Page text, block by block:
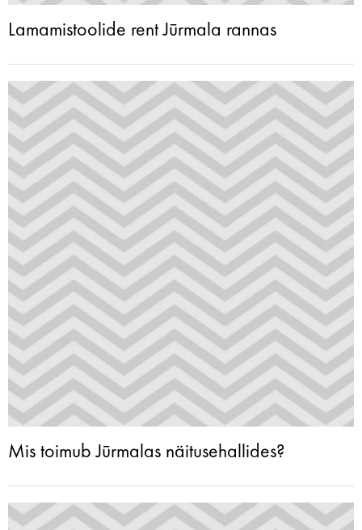
Lamamistoolide rent Jūrmala rannas
Mis toimub Jūrmalas näitusehallides?